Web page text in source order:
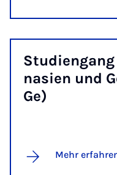
na­si­en und
Ge)
Mehr